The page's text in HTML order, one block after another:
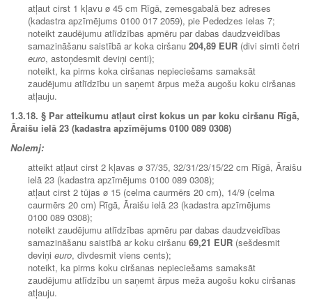
atļaut cirst 1 kļavu ø 45 cm Rīgā, zemesgabalā bez adreses
(kadastra apzīmējums 0100 017 2059), pie Pededzes ielas 7;
noteikt zaudējumu atlīdzības apmēru par dabas daudzveidības
samazināšanu saistībā ar koka ciršanu 204,89 EUR (divi simti četri
euro, astoņdesmit deviņi centi);
noteikt, ka pirms koka ciršanas nepieciešams samaksāt
zaudējumu atlīdzību un saņemt ārpus meža augošu koku ciršanas
atļauju.
1.3.18. § Par atteikumu atļaut cirst kokus un par koku ciršanu Rīgā,
Āraišu ielā 23 (kadastra apzīmējums 0100 089 0308)
Nolemj:
atteikt atļaut cirst 2 kļavas ø 37/35, 32/31/23/15/22 cm Rīgā, Āraišu
ielā 23 (kadastra apzīmējums 0100 089 0308);
atļaut cirst 2 tūjas ø 15 (celma caurmērs 20 cm), 14/9 (celma
caurmērs 20 cm) Rīgā, Āraišu ielā 23 (kadastra apzīmējums
0100 089 0308);
noteikt zaudējumu atlīdzības apmēru par dabas daudzveidības
samazināšanu saistībā ar koku ciršanu 69,21 EUR (sešdesmit
deviņi euro, divdesmit viens cents);
noteikt, ka pirms koku ciršanas nepieciešams samaksāt
zaudējumu atlīdzību un saņemt ārpus meža augošu koku ciršanas
atļauju.